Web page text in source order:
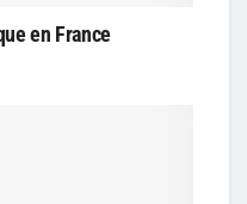
en France